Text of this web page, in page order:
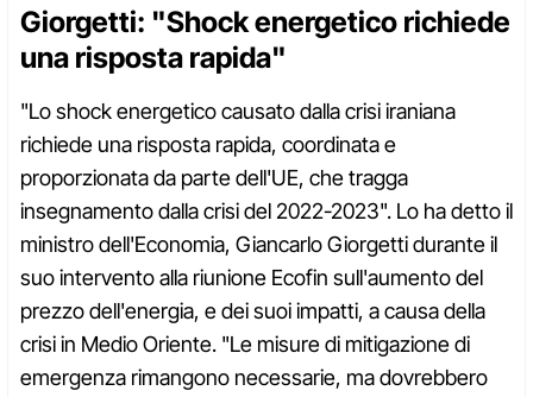
Giorgetti: "Shock energetico richiede
una risposta rapida"
"Lo shock energetico causato dalla crisi iraniana
richiede una risposta rapida, coordinata e
proporzionata da parte dell'UE, che tragga
insegnamento dalla crisi del 2022-2023". Lo ha detto il
ministro dell'Economia, Giancarlo Giorgetti durante il
suo intervento alla riunione Ecofin sull'aumento del
prezzo dell'energia, e dei suoi impatti, a causa della
crisi in Medio Oriente. "Le misure di mitigazione di
emergenza rimangono necessarie, ma dovrebbero